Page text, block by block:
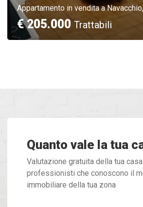
Appartamento in vendita a
€ 205.000Trattabili
Quanto vale la tua
Valutazione gratuita della tua
professionisti che conoscono il
immobiliare della tua zona